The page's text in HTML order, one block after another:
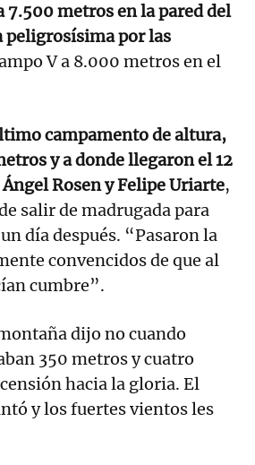
7.500 metros en la pared del
peligrosísima por las
V a 8.000 metros en el
campamento de altura,
y a donde llegaron el 12
Rosen y Felipe Uriarte,
salir de madrugada para
día después. “Pasaron la
convencidos de que al
cumbre”.
dijo no cuando
350 metros y cuatro
hacia la gloria. El
y los fuertes vientos les